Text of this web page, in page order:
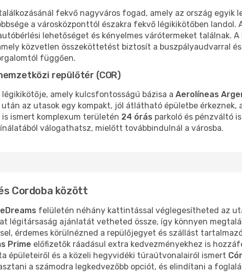
fekvő nagyváros fogad, amely az ország egyik
a városközponttól északra fekvő légikikötőben landol.
lehetőséget és kényelmes várótermeket találnak.
közvetlen összeköttetést biztosít a buszpályaudvarral és
függően.
repülőtér (COR)
amely kulcsfontosságú bázisa a Aerolíneas
az utasok egy kompakt, jól átlátható épületbe érkeznek,
is ismert komplexum területén 24 órás parkoló és pénzváltó
válogathatsz, mielőtt továbbindulnál a városba.
Cordoba között
eDreams felületén néhány kattintással véglegesítheted az
légitársaság ajánlatát vetheted össze, így könnyen
érdemes körülnézned a repülőjegyet és szállást
Prime előfizetők ráadásul extra kedvezményekhez is
épületeiről és a közeli hegyvidéki túraútvonalairól ismert
a számodra legkedvezőbb opciót, és elindítani a